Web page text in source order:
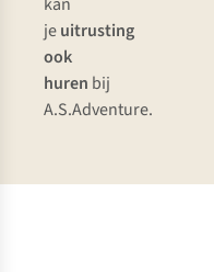
jeuitrusting
ook
huren bij
A.S.Adventure.